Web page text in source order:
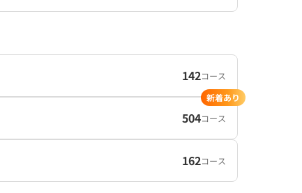
142コース
504コース
新着あり
162コース